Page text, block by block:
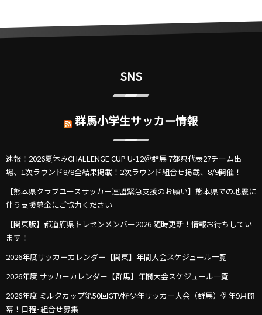
SNS
群馬小学生サッカー情報
速報！2026夏休みCHALLENGE CUP U-12＠群馬 7都県代表27チーム出
場、1次ラウンド8/8全結果掲載！2次ラウンド組合せ掲載、8/9開催！
【熊本県クラブユースサッカー連盟緊急支援のお願い】熊本県での地震に
伴う支援募金にご協力ください
【関東版】都道府県トレセンメンバー2026 随時更新！情報お待ちしてい
ます！
2026年度サッカーカレンダー【関東】年間大会スケジュール一覧
2026年度 サッカーカレンダー【群馬】年間大会スケジュール一覧
2026年度 ミルクカップ第50回GTV杯少年サッカー大会（群馬）例年9月開
幕！日程･組合せ募集